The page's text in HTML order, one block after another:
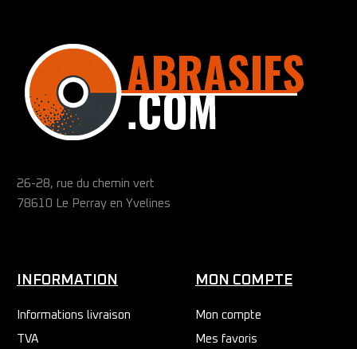
26-28, rue du chemin vert
78610 Le Perray en Yvelines
INFORMATION
Informations livraison
TVA
MON COMPTE
Mon compte
Mes favoris